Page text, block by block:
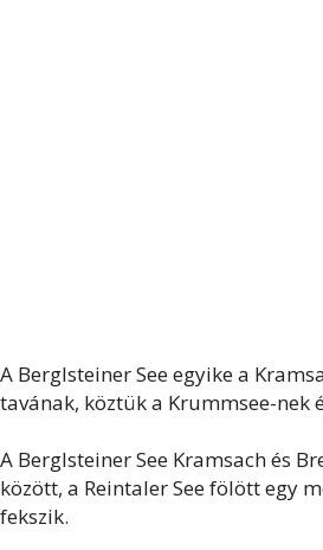
A Berglsteiner See egyike a
tavának, köztük a Krummsee-nek
A Berglsteiner See Kramsach és
között, a Reintaler See fölött egy
fekszik.